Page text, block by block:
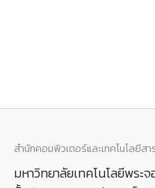
สำนักคอมพิวเตอร์และเทคโนโลยีส
มหาวิทยาลัยเทคโนโลยีพระจ